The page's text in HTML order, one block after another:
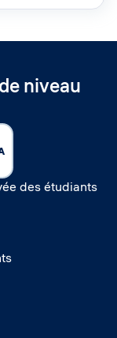
niveau
des étudiants